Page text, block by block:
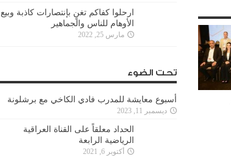
ارحلوا كفاكم تغنٍ بإنتصارات كاذبة وبيع
الأوهام للناس والجماهير
مارس 25, 2022
تحت الضوء
أسبوع معايشة للمدرب فادي الكاخي مع برشلونة
ديسمبر 11, 2023
الحداد معلقاً على القناة العراقية
الرياضية الرابعة
أكتوبر 6, 2021